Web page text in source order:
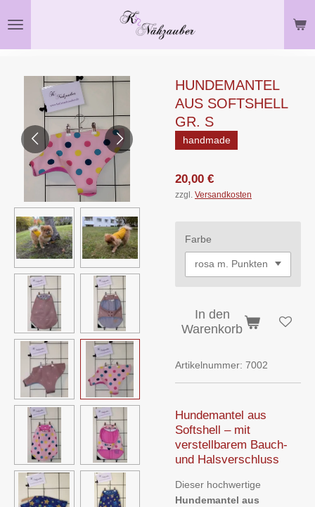
Hauptinhalt
HUNDEMANTEL
AUS SOFTSHELL
GR. S
handmade
20,00 €
zzgl. Versandkosten
Farbe
In den
Warenkorb
Artikelnummer: 7002
Hundemantel aus
Softshell – mit
verstellbarem Bauch-
und Halsverschluss
Dieser hochwertige
Hundemantel aus